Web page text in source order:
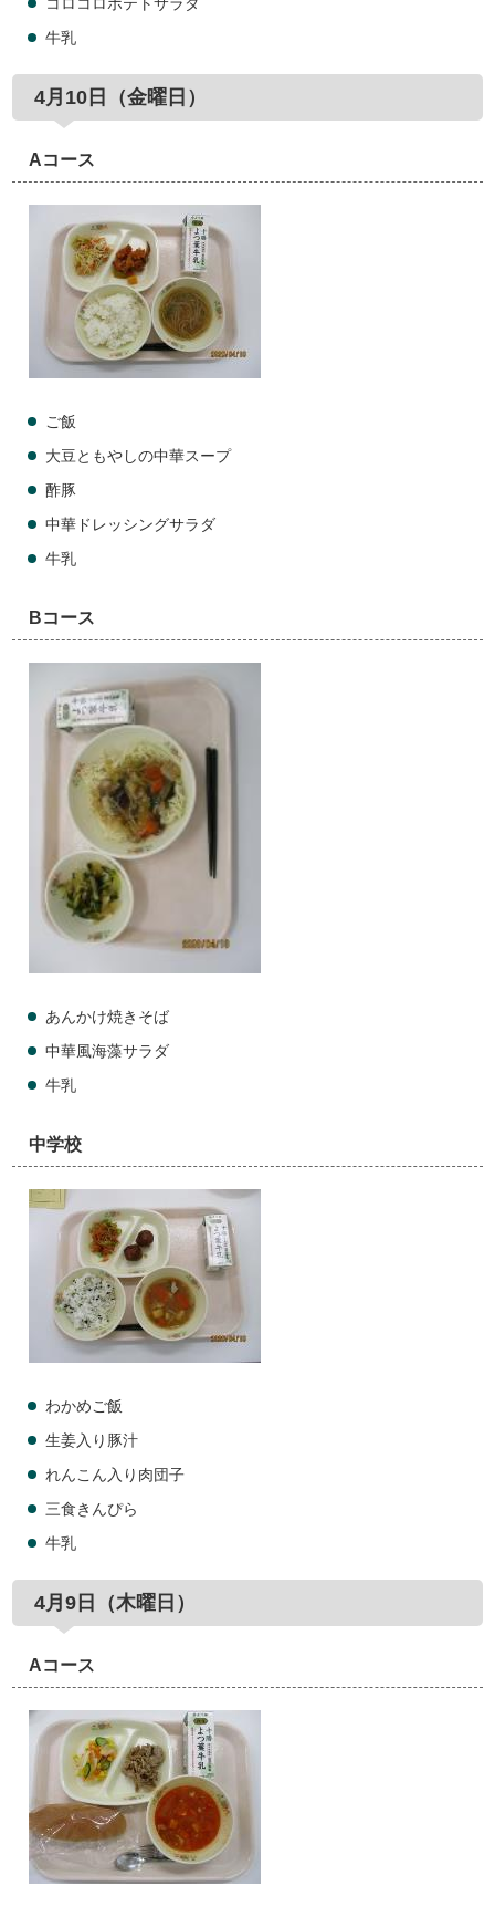
コロコロポテトサラダ
牛乳
4月10日（金曜日）
Aコース
ご飯
大豆ともやしの中華スープ
酢豚
中華ドレッシングサラダ
牛乳
Bコース
あんかけ焼きそば
中華風海藻サラダ
牛乳
中学校
わかめご飯
生姜入り豚汁
れんこん入り肉団子
三食きんぴら
牛乳
4月9日（木曜日）
Aコース